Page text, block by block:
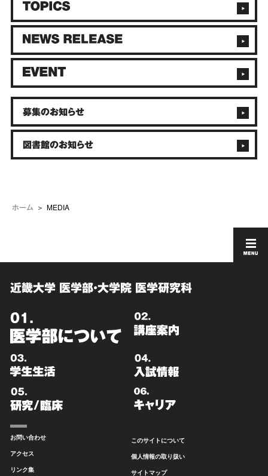
ホーム MEDIA
募集のお知らせ
図書館のお知らせ
近畿大学 医学部・大学院 医学研究科
お問い合わせ
アクセス
リンク集
このサイトについて
個人情報の取り扱い
サイトマップ